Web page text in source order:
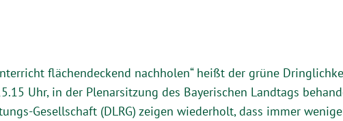
flächendeckend nachholen“ heißt der grüne
Uhr, in der Plenarsitzung des Bayerischen Landtags
Gesellschaft (DLRG) zeigen wiederholt, dass immer